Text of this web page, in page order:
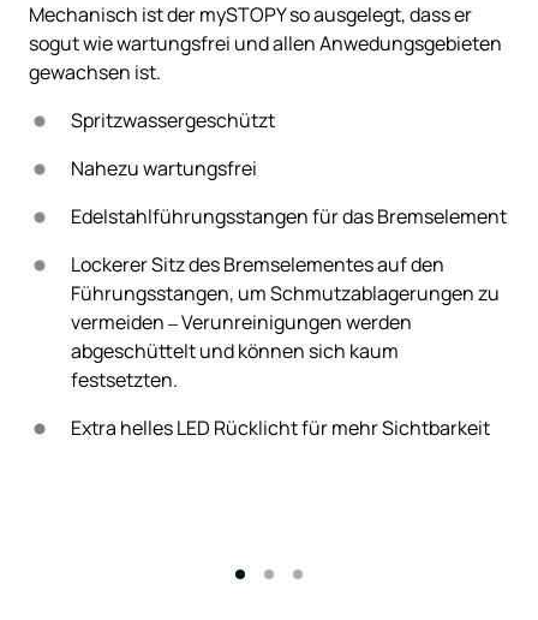
Mechanisch ist der mySTOPY so ausgelegt, dass
sogut wie wartungsfrei und allen
gewachsen ist.
Spritzwassergeschützt
Nahezu wartungsfrei
Edelstahlführungsstangen für das Bremselement
Lockerer Sitz des Bremselementes auf
Führungsstangen, um Schmutzablagerungen
vermeiden ‒Verunreinigungen
abgeschüttelt und können sich
festsetzten.
Extra helles LED Rücklicht für mehr Sichtbarkeit